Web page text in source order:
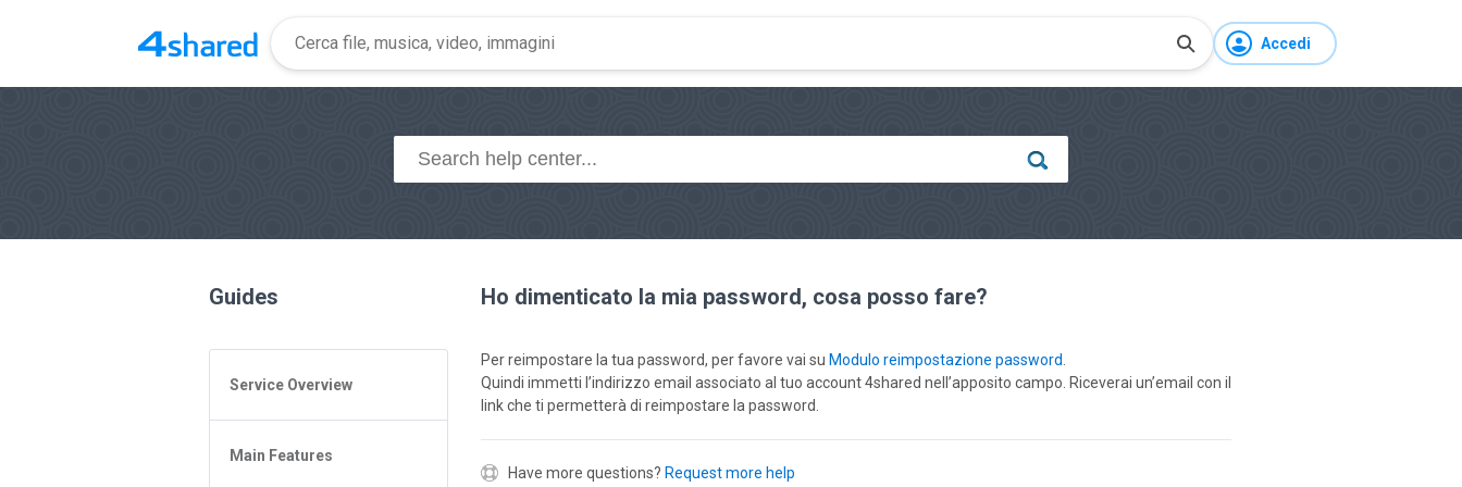
Accedi
Guides
Service Overview
General Questions
Access to 4shared
Main Features
Ho dimenticato la mia password, cosa posso fare?
Per reimpostare la tua password, per favore vai su Modulo reimpostazione password
Quindi immetti l’indirizzo email associato al tuo account 4shared nell’apposito campo. Riceverai un’email con il
link che ti permetterà di reimpostare la password.
Have more questions? Request more help